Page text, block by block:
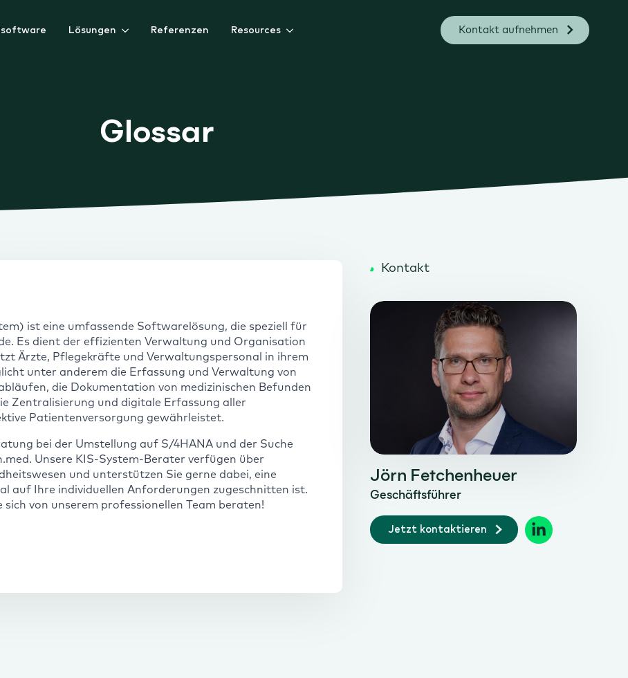
Lösungen Referenzen Resources Kontakt aufnehmen
Glossar
ist eine umfassende Softwarelösung, die speziell für
Es dient der effizienten Verwaltung und Organisation
Ärzte, Pflegekräfte und Verwaltungspersonal in ihrem
unter anderem die Erfassung und Verwaltung von
die Dokumentation von medizinischen Befunden
Zentralisierung und digitale Erfassung aller
Patientenversorgung gewährleistet.
bei der Umstellung auf S/4HANA und der Suche
Unsere KIS-System-Berater verfügen über
und unterstützen Sie gerne dabei, eine
auf Ihre individuellen Anforderungen zugeschnitten ist.
von unserem professionellen Team beraten!
Kontakt
Jörn Fetchenheuer
Geschäftsführer
Jetzt kontaktieren